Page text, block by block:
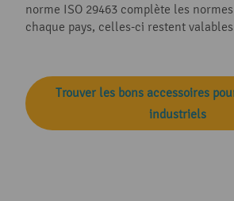
norme ISO 29463 complète les
chaque pays, celles-ci restent
Trouver les bons accessoires
industriels